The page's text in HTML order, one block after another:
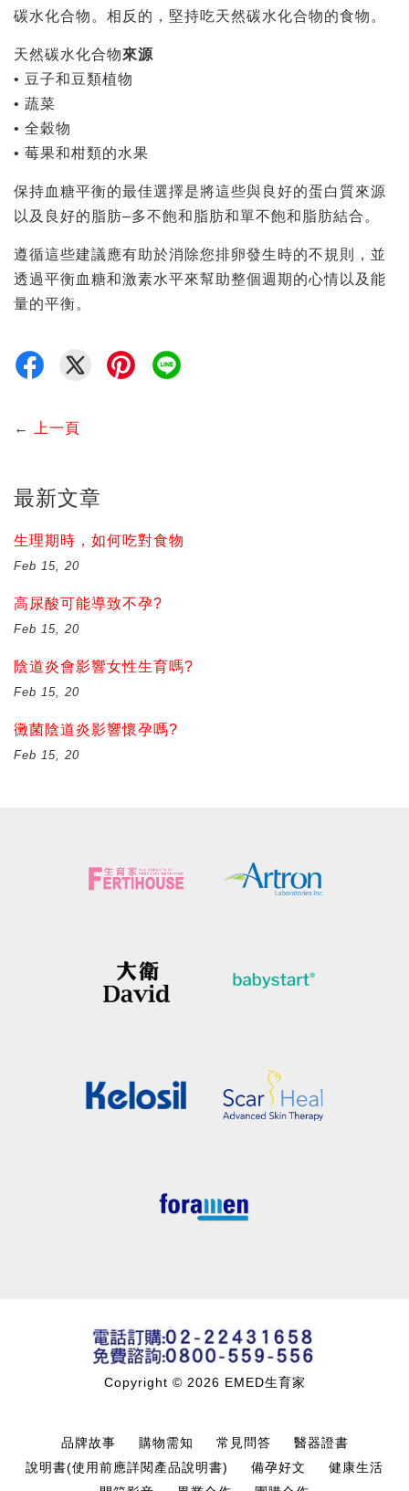
碳水化合物。相反的，堅持吃天然碳水化合物的食物。
天然碳水化合物來源
• 豆子和豆類植物
• 蔬菜
• 全穀物
• 莓果和柑類的水果
保持血糖平衡的最佳選擇是將這些與良好的蛋白質來源
以及良好的脂肪–多不飽和脂肪和單不飽和脂肪結合。
遵循這些建議應有助於消除您排卵發生時的不規則，並
透過平衡血糖和激素水平來幫助整個週期的心情以及能
量的平衡。
← 上一頁
最新文章
生理期時，如何吃對食物
Feb 15, 20
高尿酸可能導致不孕?
Feb 15, 20
陰道炎會影響女性生育嗎?
Feb 15, 20
黴菌陰道炎影響懷孕嗎?
Feb 15, 20
Copyright © 2026 EMED生育家
品牌故事 購物需知 常見問答
醫器證書
說明書(使用前應詳閱產品說明書)
備孕好文
健康生活